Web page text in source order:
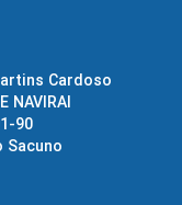
Cardoso
NAVIRAI
90
Sacuno